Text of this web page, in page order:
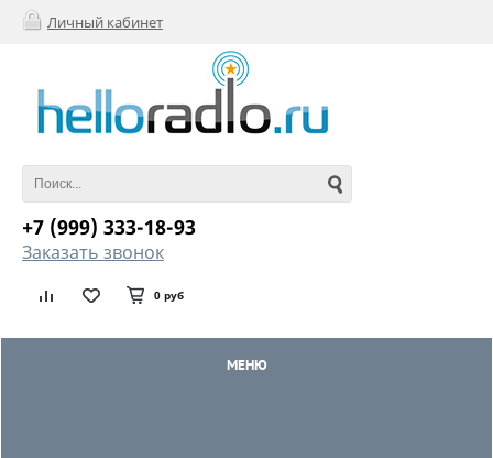
Личный кабинет
+7 (999) 333-18-93
Заказать звонок
0 руб
МЕНЮ